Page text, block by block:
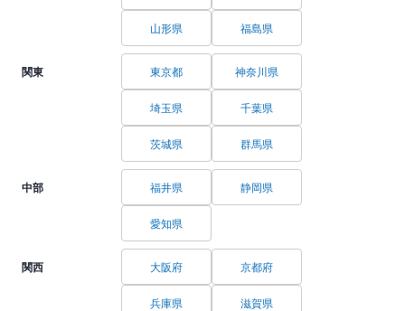
山形県 福島県
関東 東京都 神奈川県
埼玉県 千葉県
茨城県 群馬県
中部 福井県 静岡県
愛知県
関西 大阪府 京都府
兵庫県 滋賀県